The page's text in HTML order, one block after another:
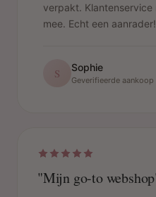
verpakt.
mee. Echt een aanrader!
S Sophie
Geverifieerde aankoop
"Mijn go-to